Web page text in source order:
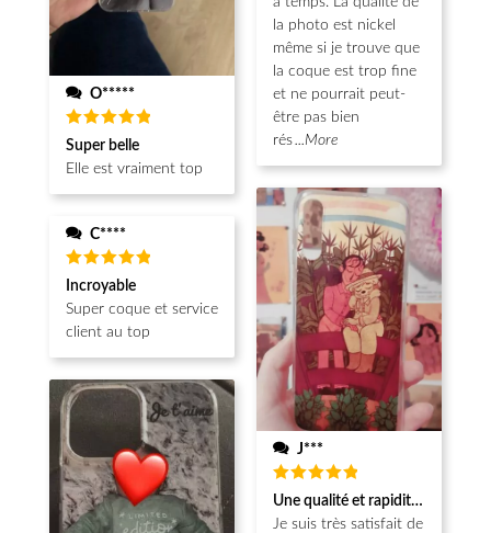
O*****
Note 5
sur 5
Super belle
Elle est vraiment top
C****
Note5
sur 5
Incroyable
Super coque et service
client au top
la photo est nickel
même si je trouve que
la coque est trop fine
et ne pourrait peut-
être pas bien
rés...More
J***
Note5
sur 5
Une qualité et rapidité au top!
Je suis très satisfait de